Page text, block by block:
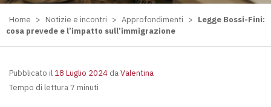
Home > Notizie e incontri > Approfondimenti > Legge Bossi-Fini:
cosa prevede e l’impatto sull’immigrazione
Pubblicato il 18 Luglio 2024 daValentina
Tempo di lettura 7 minuti